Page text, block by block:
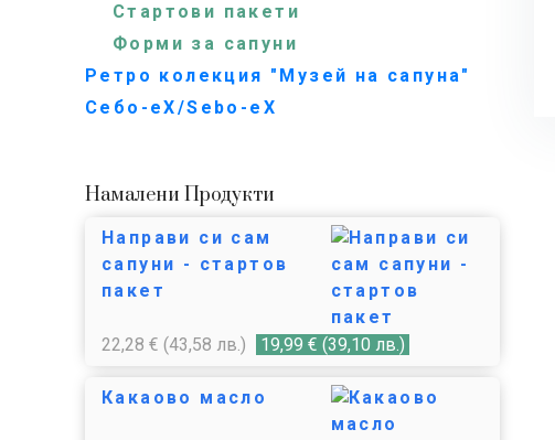
Стартови пакети
Форми за сапуни
Ретро колекция "Музей на сапуна"
Себо-еХ/Sebo-eX
Намалени Продукти
Направи си сам
сапуни - стартов
пакет
22,28 € (43,58 лв.) 19,99 € (39,10 лв.)
Какаово масло